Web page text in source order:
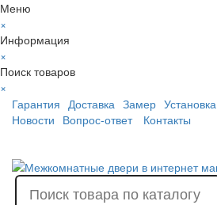
Меню
×
Информация
×
Поиск товаров
×
Гарантия Доставка Замер Установка
Новости Вопрос-ответ Контакты